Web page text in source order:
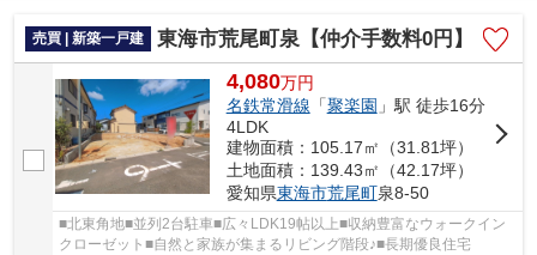
売買 | 新築一戸建 東海市荒尾町泉【仲介手数料0円】
4,080万円
名鉄常滑線 「聚楽園 」駅 徒歩16分
4LDK
建物面積：105.17㎡（31.81坪）
土地面積：139.43㎡（42.17坪）
愛知県東海市荒尾町泉8-50
■北東角地■並列2台駐車■広々LDK19帖以上■収納豊富なウォークイン
クローゼット■自然と家族が集まるリビング階段♪■長期優良住宅